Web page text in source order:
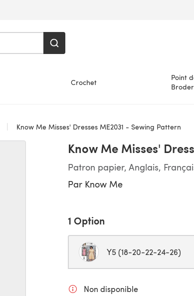
Crochet
Point
Know Me Misses' Dresses ME2031 - Sewing Pattern
Know Me Misses'
Patron papier, Anglais,
Par Know Me
1 Option
Y5 (18-20-22-24-26)
Non disponible